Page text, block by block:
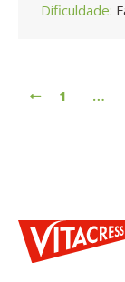
Dificuldade:
1 …